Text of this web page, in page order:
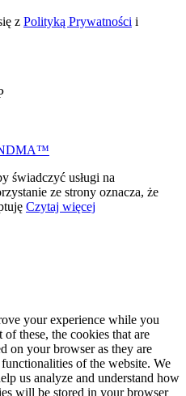
z Polityką Prywatności i
świadczyć usługi na
ze strony oznacza, że
Czytaj więcej
your experience while you
these, the cookies that are
on your browser as they are
of the website. We
us analyze and understand how
will be stored in your browser